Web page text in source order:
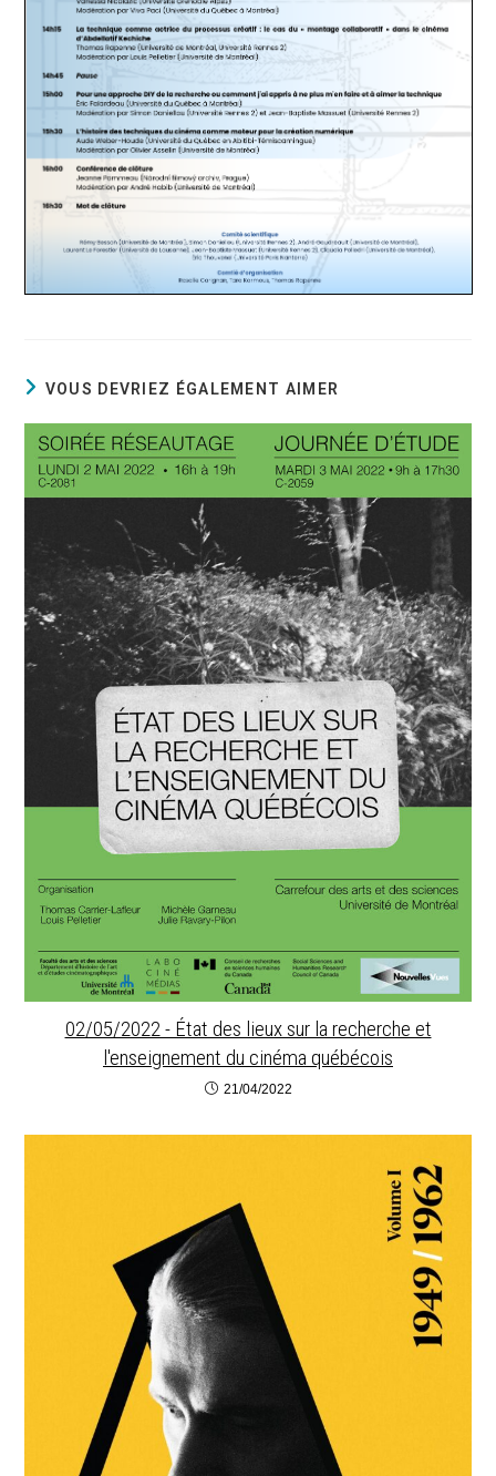
VOUS DEVRIEZ ÉGALEMENT AIMER
02/05/2022 - État des lieux sur la recherche et
l'enseignement du cinéma québécois
21/04/2022